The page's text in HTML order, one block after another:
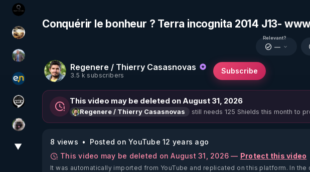
La vérité
patatrak
Nicolas BOUVIER
essentiel.news
Notre Réalité Est Falsifiée Et Fausse
Priscane
▼
Conquérir le bonheur ? Terra incognita 2014 J13-
Regenere / Thierry Casasnovas
3.5 k subscribers
Subscribe
Relevant?
—
This video may be deleted on August 31, 2026
Regenere / Thierry Casasnovas still needs 125 Shields this month to
8 views
Posted on YouTube 12 years ago
This video may be deleted on August 31, 2026 — Protect this video
It was automatically imported from YouTube and replicated on this platform. In the